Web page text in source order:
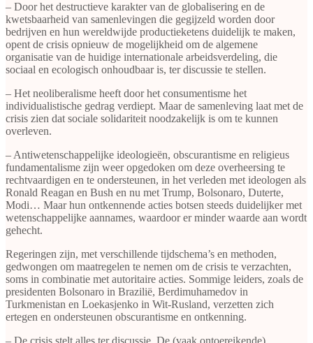
– Door het destructieve karakter van de globalisering en de
kwetsbaarheid van samenlevingen die gegijzeld worden door
bedrijven en hun wereldwijde productieketens duidelijk te maken,
opent de crisis opnieuw de mogelijkheid om de algemene
organisatie van de huidige internationale arbeidsverdeling, die
sociaal en ecologisch onhoudbaar is, ter discussie te stellen.
– Het neoliberalisme heeft door het consumentisme het
individualistische gedrag verdiept. Maar de samenleving laat met de
crisis zien dat sociale solidariteit noodzakelijk is om te kunnen
overleven.
– Antiwetenschappelijke ideologieën, obscurantisme en religieus
fundamentalisme zijn weer opgedoken om deze overheersing te
rechtvaardigen en te ondersteunen, in het verleden met ideologen als
Ronald Reagan en Bush en nu met Trump, Bolsonaro, Duterte,
Modi… Maar hun ontkennende acties botsen steeds duidelijker met
wetenschappelijke aannames, waardoor er minder waarde aan wordt
gehecht.
Regeringen zijn, met verschillende tijdschema’s en methoden,
gedwongen om maatregelen te nemen om de crisis te verzachten,
soms in combinatie met autoritaire acties. Sommige leiders, zoals de
presidenten Bolsonaro in Brazilië, Berdimuhamedov in
Turkmenistan en Loekasjenko in Wit-Rusland, verzetten zich
ertegen en ondersteunen obscurantisme en ontkenning.